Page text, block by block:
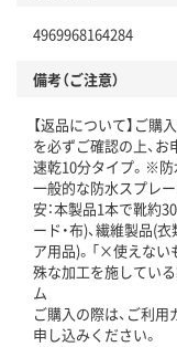
4969968164284
備考（ご注意）
【返品について】ご購
を必ずご確認の上、お
速乾10分タイプ。※防
一般的な防水スプレ
安：本製品1本で靴約
ード・布)、繊維製品(
ア用品)。「×使えな
殊な加工を施している
ム
ご購入の際は、ご利用
申し込みください。